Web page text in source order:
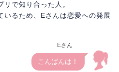
で知り合った人。
いるため、Eさんは恋愛への発展
Eさん
こんばんは！